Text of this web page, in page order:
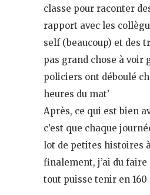
classe pour raconter
rapport avec les
self (beaucoup) et des
pas grand chose à voir
policiers ont déboulé
heures du mat’
Après, ce qui est bien
c’est que chaque
lot de petites histoires
finalement, j’ai du
tout puisse tenir en 160